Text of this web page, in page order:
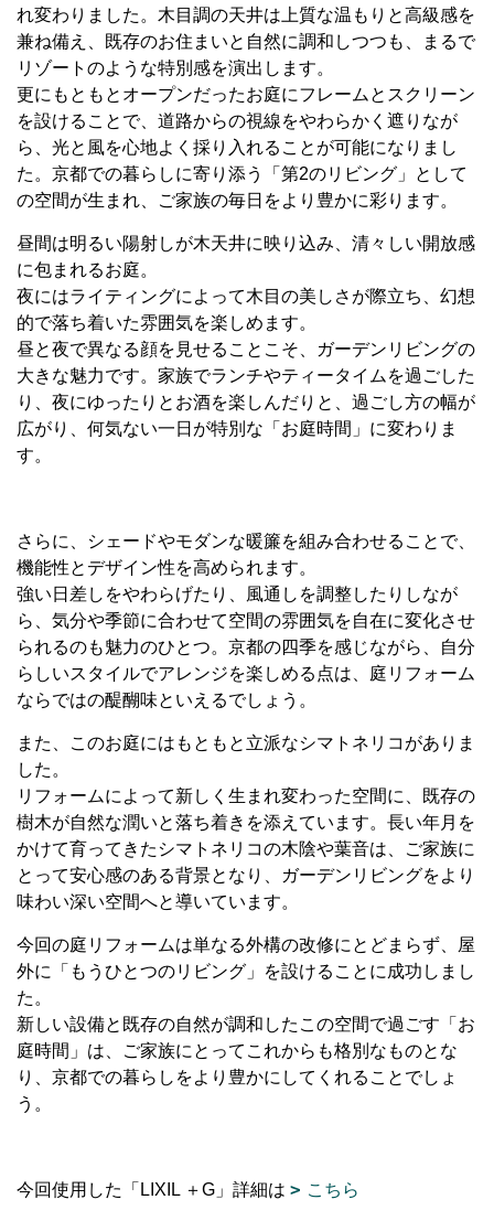
れ変わりました。木目調の天井は上質な温もりと高級感を
兼ね備え、既存のお住まいと自然に調和しつつも、まるで
リゾートのような特別感を演出します。
更にもともとオープンだったお庭にフレームとスクリーン
を設けることで、道路からの視線をやわらかく遮りなが
ら、光と風を心地よく採り入れることが可能になりまし
た。京都での暮らしに寄り添う「第2のリビング」として
の空間が生まれ、ご家族の毎日をより豊かに彩ります。
昼間は明るい陽射しが木天井に映り込み、清々しい開放感
に包まれるお庭。
夜にはライティングによって木目の美しさが際立ち、幻想
的で落ち着いた雰囲気を楽しめます。
昼と夜で異なる顔を見せることこそ、ガーデンリビングの
大きな魅力です。家族でランチやティータイムを過ごした
り、夜にゆったりとお酒を楽しんだりと、過ごし方の幅が
広がり、何気ない一日が特別な「お庭時間」に変わりま
す。
さらに、シェードやモダンな暖簾を組み合わせることで、
機能性とデザイン性を高められます。
強い日差しをやわらげたり、風通しを調整したりしなが
ら、気分や季節に合わせて空間の雰囲気を自在に変化させ
られるのも魅力のひとつ。京都の四季を感じながら、自分
らしいスタイルでアレンジを楽しめる点は、庭リフォーム
ならではの醍醐味といえるでしょう。
また、このお庭にはもともと立派なシマトネリコがありま
した。
リフォームによって新しく生まれ変わった空間に、既存の
樹木が自然な潤いと落ち着きを添えています。長い年月を
かけて育ってきたシマトネリコの木陰や葉音は、ご家族に
とって安心感のある背景となり、ガーデンリビングをより
味わい深い空間へと導いています。
今回の庭リフォームは単なる外構の改修にとどまらず、屋
外に「もうひとつのリビング」を設けることに成功しまし
た。
新しい設備と既存の自然が調和したこの空間で過ごす「お
庭時間」は、ご家族にとってこれからも格別なものとな
り、京都での暮らしをより豊かにしてくれることでしょ
う。
今回使用した「LIXIL ＋G」詳細は こちら